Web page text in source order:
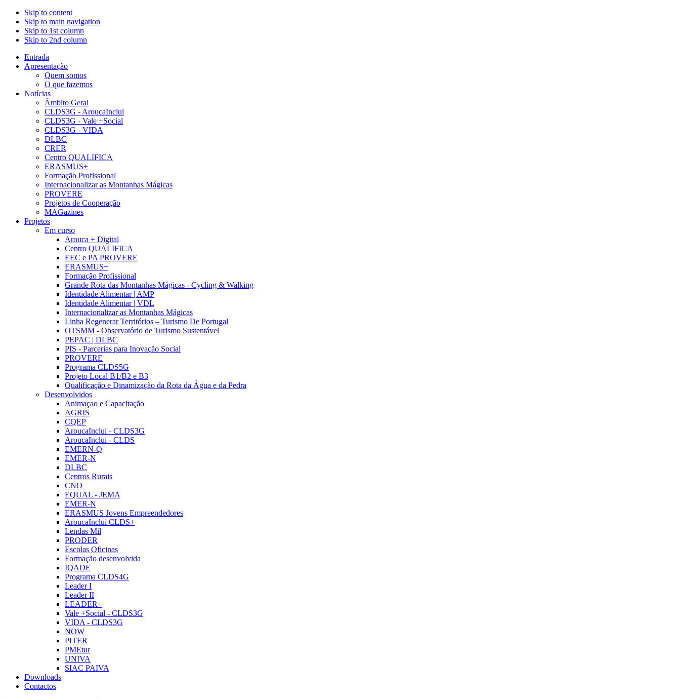
Skip to content
Skip to main navigation
Skip to 1st column
Skip to 2nd column
Entrada
Apresentação
Quem somos
O que fazemos
Notícias
Âmbito Geral
CLDS3G - AroucaInclui
CLDS3G - Vale +Social
CLDS3G - VIDA
DLBC
CRER
Centro QUALIFICA
ERASMUS+
Formação Profissional
Internacionalizar as Montanhas Mágicas
PROVERE
Projetos de Cooperação
MAGazines
Projetos
Em curso
Arouca + Digital
Centro QUALIFICA
EEC e PA PROVERE
ERASMUS+
Formação Profissional
Grande Rota das Montanhas Mágicas - Cycling & Walking
Identidade Alimentar | AMP
Identidade Alimentar | VDL
Internacionalizar as Montanhas Mágicas
Linha Regenerar Territórios – Turismo De Portugal
OTSMM - Observatório de Turismo Sustentável
PEPAC | DLBC
PIS - Parcerias para Inovação Social
PROVERE
Programa CLDS5G
Projeto Local B1/B2 e B3
Qualificação e Dinamização da Rota da Água e da Pedra
Desenvolvidos
Animaçao e Capacitação
AGRIS
CQEP
AroucaInclui - CLDS3G
AroucaInclui - CLDS
EMERN-Q
EMER-N
DLBC
Centros Rurais
CNO
EQUAL - JEMA
EMER-N
ERASMUS Jovens Empreendedores
AroucaInclui CLDS+
Lendas Mil
PRODER
Escolas Oficinas
Formação desenvolvida
IQADE
Programa CLDS4G
Leader I
Leader II
LEADER+
Vale +Social - CLDS3G
VIDA - CLDS3G
NOW
PITER
PMEtur
UNIVA
SIAC PAIVA
Downloads
Contactos